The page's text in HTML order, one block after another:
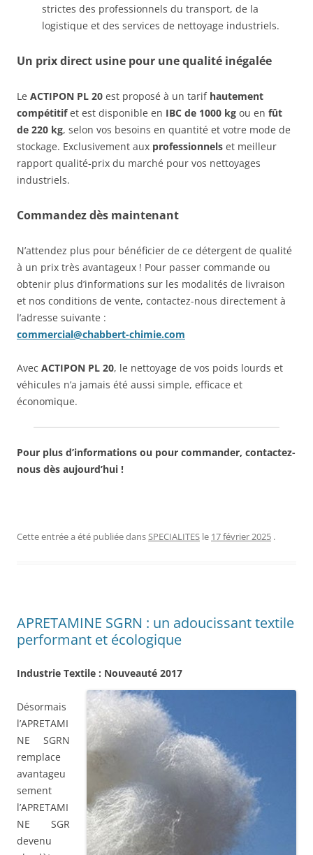
strictes des professionnels du transport, de la
logistique et des services de nettoyage industriels.
Un prix direct usine pour une qualité inégalée
Le ACTIPON PL 20 est proposé à un tarif hautement
compétitifet est disponible en IBC de 1000 kg ou en fût
de 220 kg, selon vos besoins en quantité et votre mode de
stockage. Exclusivement aux professionnels et meilleur
rapport qualité-prix du marché pour vos nettoyages
industriels.
Commandez dès maintenant
N’attendez plus pour bénéficier de ce détergent de qualité
à un prix très avantageux ! Pour passer commande ou
obtenir plus d’informations sur les modalités de livraison
et nos conditions de vente, contactez-nous directement à
l’adresse suivante :
commercial@chabbert-chimie.com
Avec ACTIPON PL 20, le nettoyage de vos poids lourds et
véhicules n’a jamais été aussi simple, efficace et
économique.
Pour plus d’informations ou pour commander, contactez-
nous dès aujourd’hui !
Cette entrée a été publiée dansSPECIALITES le 17 février 2025 .
APRETAMINE SGRN : un adoucissant textile
performant et écologique
Industrie Textile : Nouveauté 2017
Désormais
l’APRETAMI
NE SGRN
remplace
avantageu
sement
l’APRETAMI
NE SGR
devenu